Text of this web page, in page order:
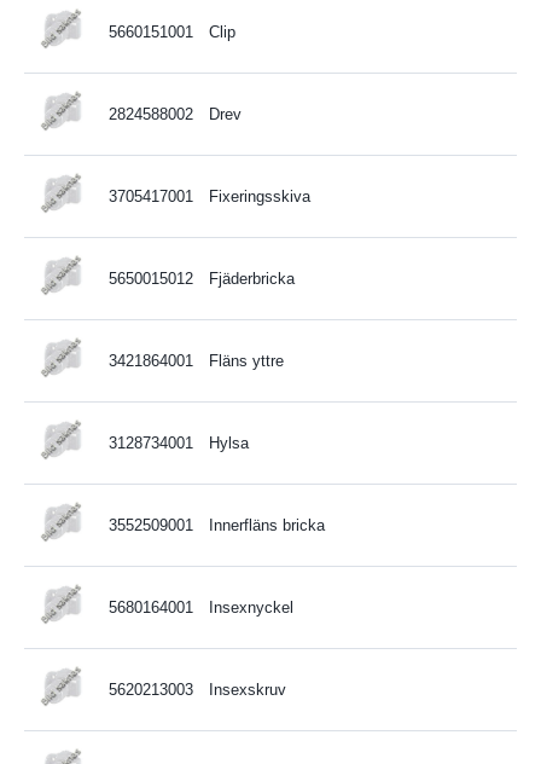
5660151001 Clip
2824588002 Drev
3705417001 Fixeringsskiva
5650015012 Fjäderbricka
3421864001 Fläns yttre
3128734001 Hylsa
3552509001 Innerfläns bricka
5680164001 Insexnyckel
5620213003 Insexskruv